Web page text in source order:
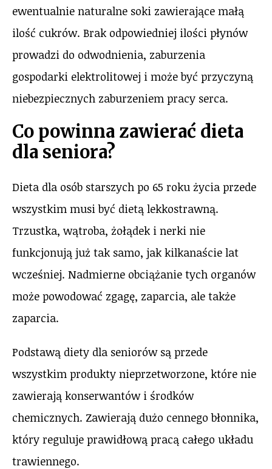
ewentualnie naturalne soki zawierające małą
ilość cukrów. Brak odpowiedniej ilości płynów
prowadzi do odwodnienia, zaburzenia
gospodarki elektrolitowej i może być przyczyną
niebezpiecznych zaburzeniem pracy serca.
Co powinna zawierać dieta
dla seniora?
Dieta dla osób starszych po 65 roku życia przede
wszystkim musi być dietą lekkostrawną.
Trzustka, wątroba, żołądek i nerki nie
funkcjonują już tak samo, jak kilkanaście lat
wcześniej. Nadmierne obciążanie tych organów
może powodować zgagę, zaparcia, ale także
zaparcia.
Podstawą diety dla seniorów są przede
wszystkim produkty nieprzetworzone, które nie
zawierają konserwantów i środków
chemicznych. Zawierają dużo cennego błonnika,
który reguluje prawidłową pracą całego układu
trawiennego.